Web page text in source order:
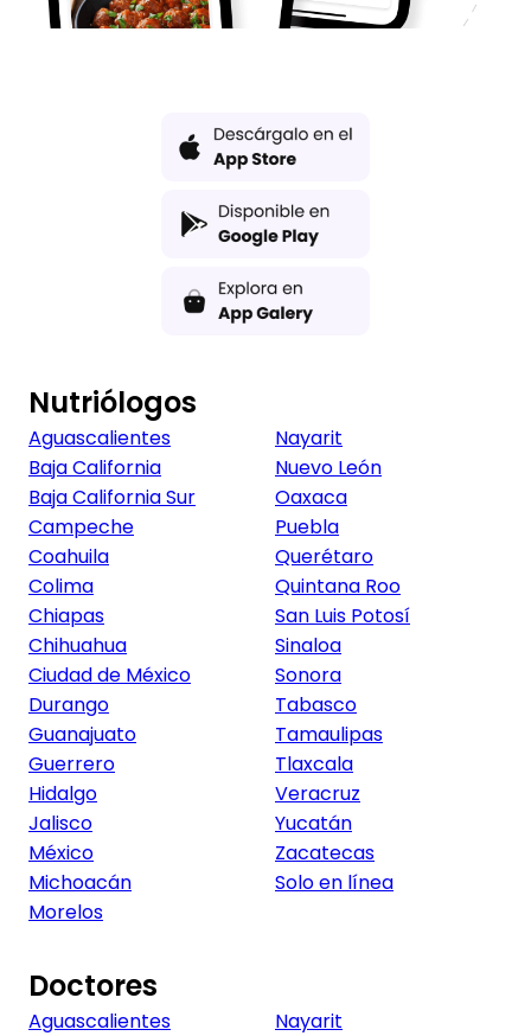
Nutriólogos
Aguascalientes
Baja California
Baja California Sur
Campeche
Coahuila
Colima
Chiapas
Chihuahua
Ciudad de México
Durango
Guanajuato
Guerrero
Hidalgo
Jalisco
México
Michoacán
Morelos
Nayarit
Nuevo León
Oaxaca
Puebla
Querétaro
Quintana Roo
San Luis Potosí
Sinaloa
Sonora
Tabasco
Tamaulipas
Tlaxcala
Veracruz
Yucatán
Zacatecas
Solo en línea
Doctores
Aguascalientes
Nayarit